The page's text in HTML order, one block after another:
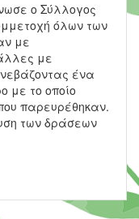
ο Σύλλογος
όλων των
με
με
ένα
με το οποίο
παρευρέθηκαν.
των δράσεων